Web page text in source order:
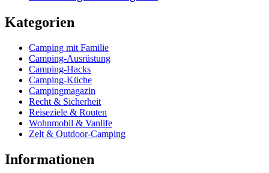
Kategorien
Camping mit Familie
Camping-Ausrüstung
Camping-Hacks
Camping-Küche
Campingmagazin
Recht & Sicherheit
Reiseziele & Routen
Wohnmobil & Vanlife
Zelt & Outdoor-Camping
Informationen